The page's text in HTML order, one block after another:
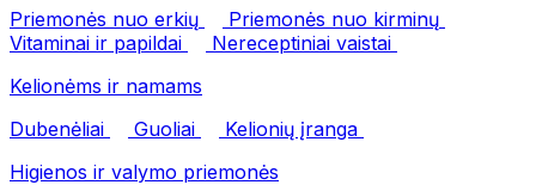
Priemonės nuo erkių
Priemonės nuo kirminų
Vitaminai ir papildai
Nereceptiniai vaistai
Kelionėms ir namams
Dubenėliai
Guoliai
Kelionių įranga
Higienos ir valymo priemonės